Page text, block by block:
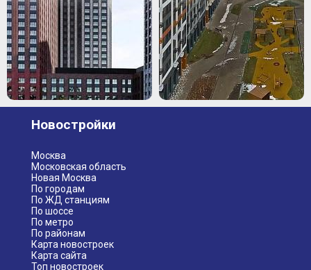
Новостройки
Москва
Московская область
Новая Москва
По городам
По ЖД станциям
По шоссе
По метро
По районам
Карта новостроек
Карта сайта
Топ новостроек